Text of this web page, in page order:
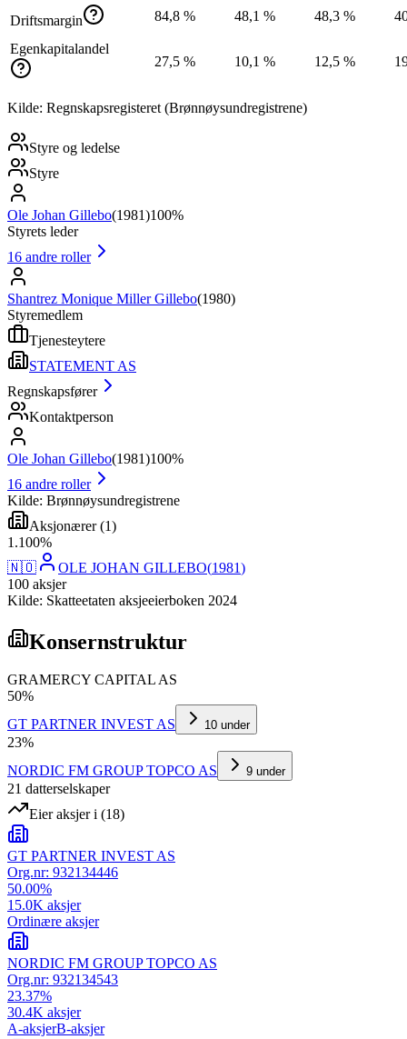
Driftsmargin 84,8 % 48,1 % 48,3 %
Egenkapitalandel
27,5 %
10,1 % 12,5 %
Kilde: Regnskapsregisteret (Brønnøysundregistrene)
Styre og ledelse
Styre
Ole Johan Gillebo(1981)100%
Styrets leder
16 andre roller
Shantrez Monique Miller Gillebo(1980)
Styremedlem
Tjenesteytere
STATEMENT AS
Regnskapsfører
Kontaktperson
Ole Johan Gillebo(1981)100%
16 andre roller
Kilde: Brønnøysundregistrene
Aksjonærer(1)
1 .100%
🇳🇴
OLE JOHAN GILLEBO(1981)
100 aksjer
Kilde: Skatteetaten aksjeeierboken 2024
Konsernstruktur
GRAMERCY CAPITAL AS
50%
GT PARTNER INVEST AS
10 under
23%
NORDIC FM GROUP TOPCO AS
9 under
21 datterselskaper
Eier aksjer i (18)
GT PARTNER INVEST AS
Org.nr: 932134446
50.00%
15.0K aksjer
Ordinære aksjer
NORDIC FM GROUP TOPCO AS
Org.nr: 932134543
23.37%
30.4K aksjer
A-aksjerB-aksjer